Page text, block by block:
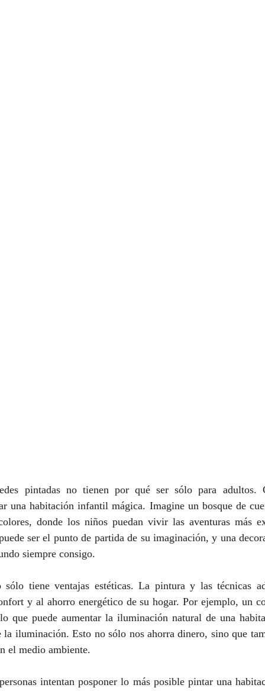
pintadas no tienen por qué ser sólo para adultos.
una habitación infantil mágica. Imagine un bosque de
donde los niños puedan vivir las aventuras más
ser el punto de partida de su imaginación, y una
siempre consigo.
sólo tiene ventajas estéticas. La pintura y las técnicas
y al ahorro energético de su hogar. Por ejemplo, un
que puede aumentar la iluminación natural de una
la iluminación. Esto no sólo nos ahorra dinero, sino que
el medio ambiente.
intentan posponer lo más posible pintar una